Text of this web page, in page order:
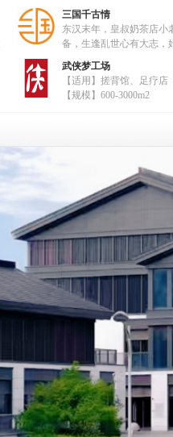
三国千古情
东汉末年，皇叔奶茶店小
备，生逢乱世心有大志，
产业救国夙愿，不畏艰难
坚，统领着孔明茶坊、张飞酒馆、
家，关羽镖局，小乔汉服，联合新
葛孔明；与霸道房东曹操，家族地
辟新天地，齐心协力把小生意干成
最终在资本市场上市敲钟的奋斗故
三国浴乐园，是以创造快乐、助力
播文化为使命的综合服务平台；三
以三国历史为魂，创业文化为媒，
为本，拥有汤泉、秀演、美食、趣
健、乐园等服务的全产业链文旅服
三国浴乐园聚焦于探索传统文化与
的深度融合和服务创新，把脉新休
场的时尚消费需求和新鲜文旅体验
联网思维和现代科技手段，为客人打
小时欢乐服务圈。
武侠梦工场
【适用】搓背馆、足疗店
【规模】600-3000m2